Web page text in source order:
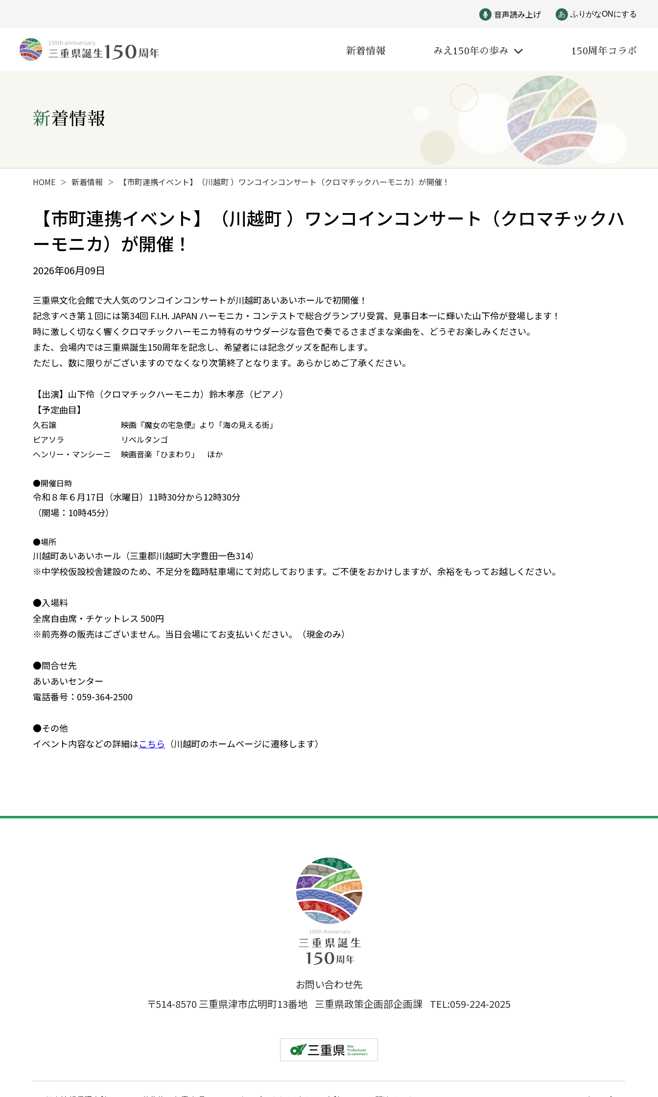
音声読み上げ あ ふりがなONにする
新着情報 みえ150年の歩み
インフラ 偉人
イベント
150周年コラボ
新着情報
HOME ＞ 新着情報 ＞ 【市町連携イベント】（川越町 ）ワンコインコンサート（クロマチックハーモニカ）が開催！
【市町連携イベント】（川越町 ）ワンコインコンサート（クロマチックハ
ーモニカ）が開催！
2026年06月09日
三重県文化会館で大人気のワンコインコンサートが川越町あいあいホールで初開催！
記念すべき第１回には第34回 F.I.H. JAPAN ハーモニカ・コンテストで総合グランプリ受賞、見事日本一に輝いた山下伶が登場します！
時に激しく切なく響くクロマチックハーモニカ特有のサウダージな音色で奏でるさまざまな楽曲を、どうぞお楽しみください。
また、会場内では三重県誕生150周年を記念し、希望者には記念グッズを配布します。
ただし、数に限りがございますのでなくなり次第終了となります。あらかじめご了承ください。
【出演】山下伶（クロマチックハーモニカ）鈴木孝彦（ピアノ）
【予定曲目】
久石譲
映画『魔女の宅急便』より「海の見える街」
ピアソラ
リベルタンゴ
ヘンリー・マンシーニ
映画音楽「ひまわり」 ほか
●開催日時
令和８年６月17日（水曜日）11時30分から12時30分
（開場：10時45分）
●場所
川越町あいあいホール（三重郡川越町大字豊田一色314）
※中学校仮設校舎建設のため、不足分を臨時駐車場にて対応しております。ご不便をおかけしますが、余裕をもってお越しください。
●入場料
全席自由席・チケットレス 500円
※前売券の販売はございません。当日会場にてお支払いください。（現金のみ）
●問合せ先
あいあいセンター
電話番号：059-364-2500
●その他
イベント内容などの詳細はこちら （川越町のホームページに遷移します）
お問い合わせ先
〒514-8570 三重県津市広明町13番地 三重県政策企画部企画課 TEL:059-224-2025